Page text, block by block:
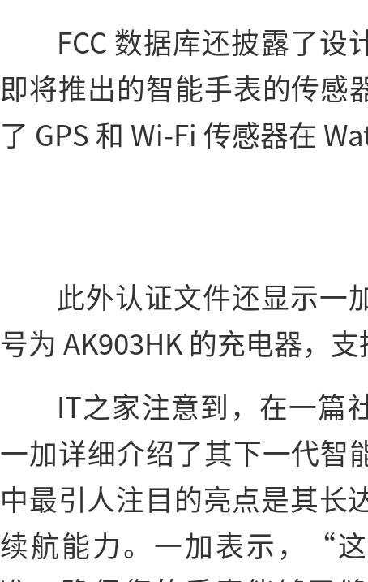
FCC 数据库还披露了设
即将推出的智能手表的传感
了 GPS 和 Wi-Fi 传感器在
此外认证文件还显示一
号为 AK903HK 的充电器，支
IT之家注意到，在一篇
一加详细介绍了其下一代智
中最引人注目的亮点是其长
续航能力。一加表示，“